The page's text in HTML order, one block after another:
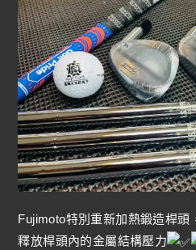
Fujimoto特別重新加熱鍛造桿頭
釋放桿頭內的金屬結構壓力